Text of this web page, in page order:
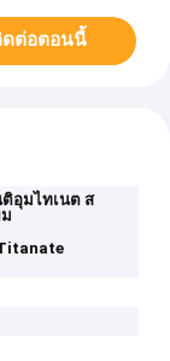
ดต่อตอนนี้
อุมไทเนต ส